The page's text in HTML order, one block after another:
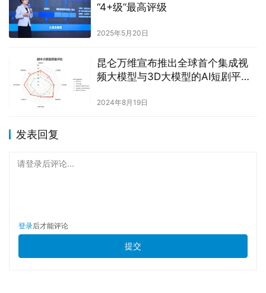
“4+级”最高评级
2025年5月20日
昆仑万维宣布推出全球首个集成视
频大模型与3D大模型的AI短剧平台
2024年8月19日
发表回复
请登录后评论...
登录后才能评论
提交